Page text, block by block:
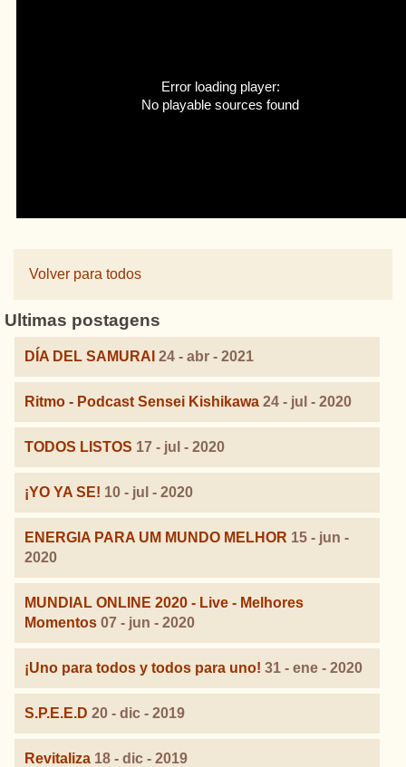
Error loading player:
No playable sources found
Volver para todos
Ultimas postagens
DÍA DEL SAMURAI 24 - abr - 2021
Ritmo - Podcast Sensei Kishikawa 24 - jul - 2020
TODOS LISTOS 17 - jul - 2020
¡YO YA SE! 10 - jul - 2020
ENERGIA PARA UM MUNDO MELHOR 15 - jun -
2020
MUNDIAL ONLINE 2020 - Live - Melhores
Momentos 07 - jun - 2020
¡Uno para todos y todos para uno! 31 - ene - 2020
S.P.E.E.D 20 - dic - 2019
Revitaliza 18 - dic - 2019